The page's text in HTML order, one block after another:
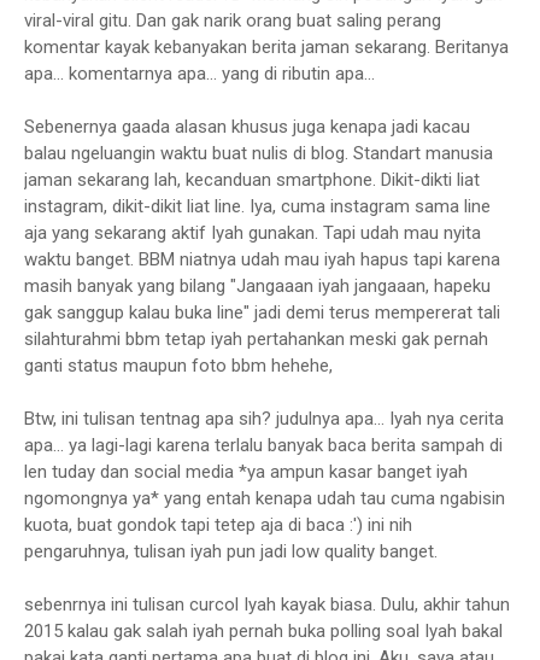
viral-viral gitu. Dan gak narik orang buat saling perang
komentar kayak kebanyakan berita jaman sekarang. Beritanya
apa... komentarnya apa... yang di ributin apa...
Sebenernya gaada alasan khusus juga kenapa jadi kacau
balau ngeluangin waktu buat nulis di blog. Standart manusia
jaman sekarang lah, kecanduan smartphone. Dikit-dikti liat
instagram, dikit-dikit liat line. Iya, cuma instagram sama line
aja yang sekarang aktif Iyah gunakan. Tapi udah mau nyita
waktu banget. BBM niatnya udah mau iyah hapus tapi karena
masih banyak yang bilang "Jangaaan iyah jangaaan, hapeku
gak sanggup kalau buka line" jadi demi terus mempererat tali
silahturahmi bbm tetap iyah pertahankan meski gak pernah
ganti status maupun foto bbm hehehe,
Btw, ini tulisan tentnag apa sih? judulnya apa... Iyah nya cerita
apa... ya lagi-lagi karena terlalu banyak baca berita sampah di
len tuday dan social media *ya ampun kasar banget iyah
ngomongnya ya* yang entah kenapa udah tau cuma ngabisin
kuota, buat gondok tapi tetep aja di baca :') ini nih
pengaruhnya, tulisan iyah pun jadi low quality banget.
sebenrnya ini tulisan curcol Iyah kayak biasa. Dulu, akhir tahun
2015 kalau gak salah iyah pernah buka polling soal Iyah bakal